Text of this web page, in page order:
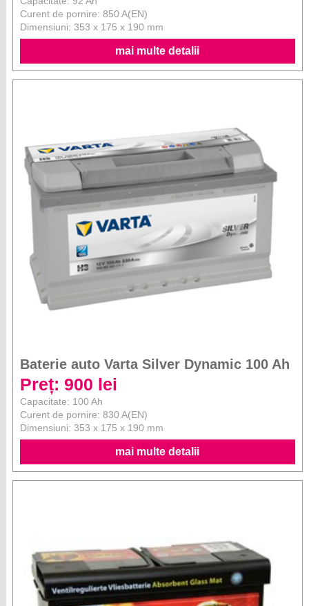
Curent de pornire: 850 A(EN)
Dimensiuni: 353 x 175 x 190 mm
mai multe detalii
Baterie auto Varta Silver Dynamic 100 Ah
Preț: 900 lei
Capacitate: 100 Ah
Curent de pornire: 830 A(EN)
Dimensiuni: 353 x 175 x 190 mm
mai multe detalii